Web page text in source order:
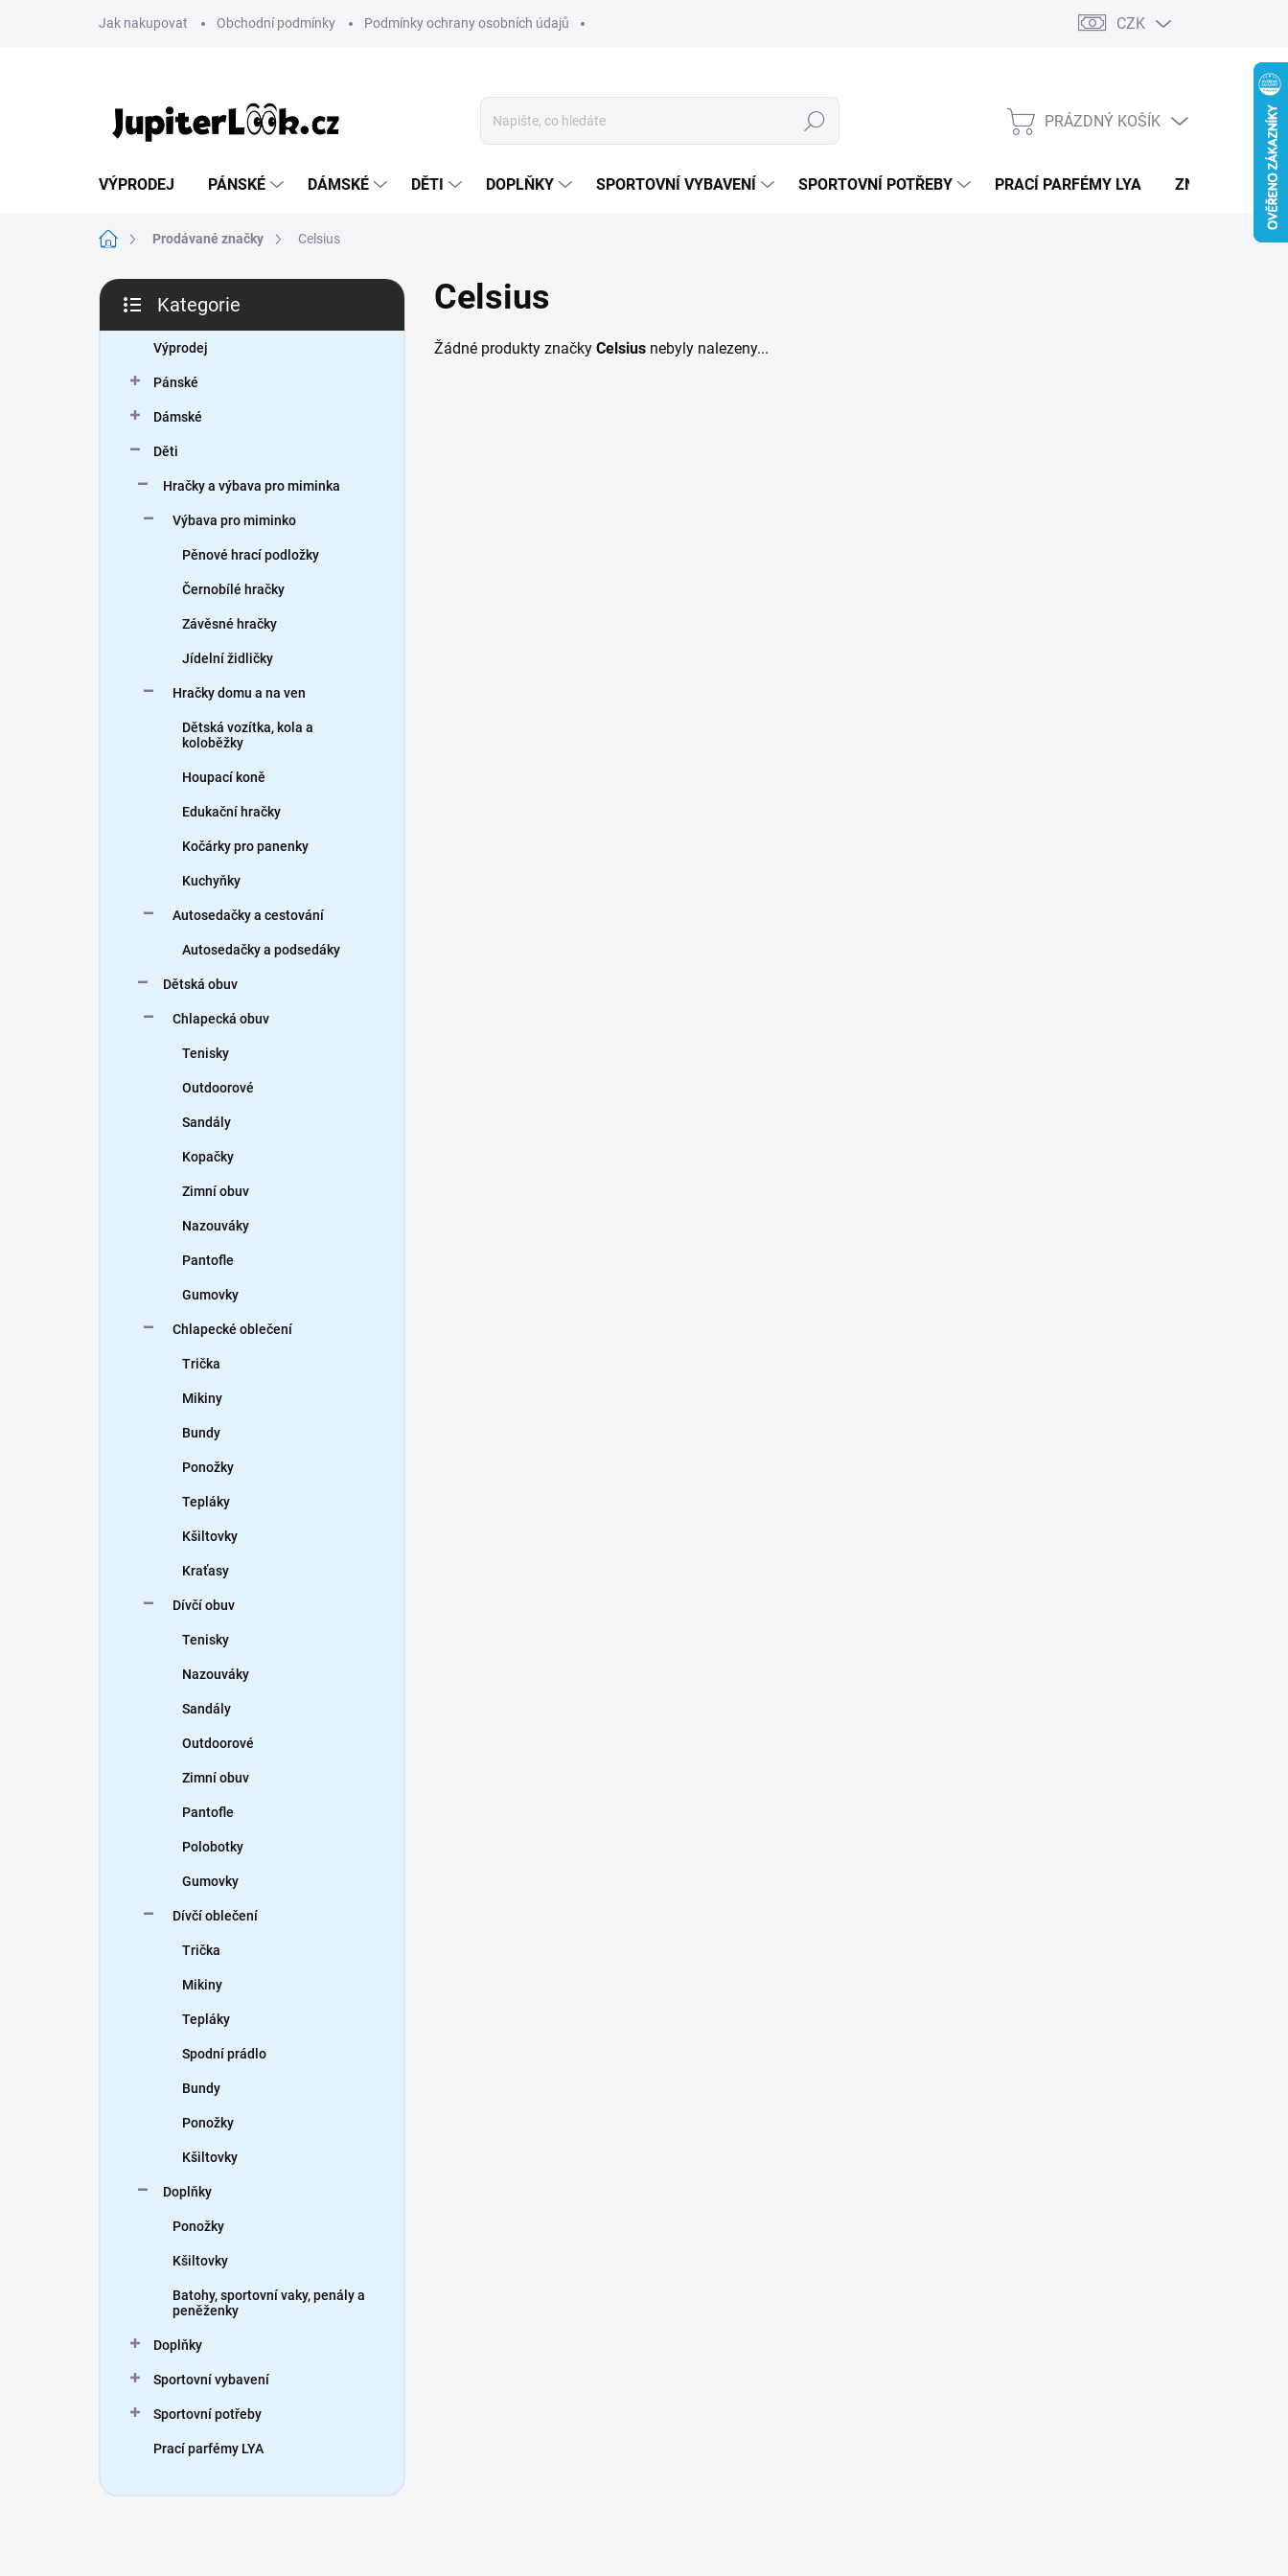
Jak nakupovat Obchodní podmínky Podmínky ochrany osobních údajů CZK
Hledat
NÁKUPNÍ
PRÁZDNÝ KOŠÍK
VÝPRODEJ PÁNSKÉ DÁMSKÉ DĚTI DOPLŇKY SPORTOVNÍ VYBAVENÍ SPORTOVNÍ POTŘEBY PRACÍ PARFÉMY LYA ZNAČKY
Domů Prodávané značky Celsius
P
s
kategorie
Kategorie
Výprodej
Pánské
Dámské
Děti
Hračky a výbava pro miminka
Výbava pro miminko
Pěnové hrací podložky
Černobílé hračky
Závěsné hračky
Jídelní židličky
Hračky domu a na ven
Dětská vozítka, kola a
koloběžky
Houpací koně
Edukační hračky
Kočárky pro panenky
Kuchyňky
Autosedačky a cestování
Autosedačky a podsedáky
Dětská obuv
Chlapecká obuv
Tenisky
Outdoorové
Sandály
Kopačky
Zimní obuv
Nazouváky
Pantofle
Gumovky
Chlapecké oblečení
Trička
Mikiny
Bundy
Ponožky
Tepláky
Kšiltovky
Kraťasy
Dívčí obuv
Tenisky
Nazouváky
Sandály
Outdoorové
Zimní obuv
Pantofle
Polobotky
Gumovky
Dívčí oblečení
Trička
Mikiny
Tepláky
Spodní prádlo
Bundy
Ponožky
Kšiltovky
Doplňky
Ponožky
Kšiltovky
Batohy, sportovní vaky, penály a
peněženky
Doplňky
Sportovní vybavení
Sportovní potřeby
Prací parfémy LYA
Celsius
Žádné produkty značky Celsius nebyly nalezeny...